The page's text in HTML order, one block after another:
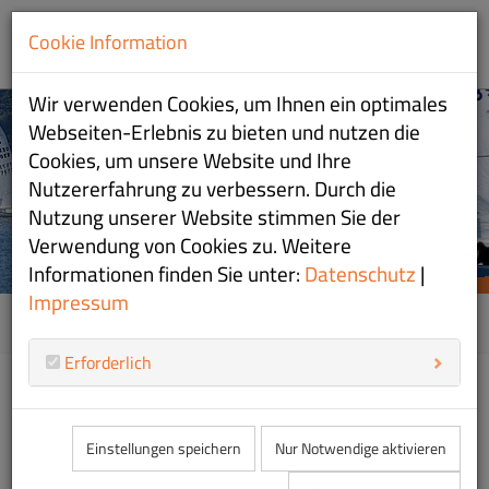
WIR SIND SEGELSPORT
AM CHIEMSEE
WIR SIND SEGELSPORT
AM CHIEMSEE
Cookie Information
Wir verwenden Cookies, um Ihnen ein optimales
Webseiten-Erlebnis zu bieten und nutzen die
Cookies, um unsere Website und Ihre
Nutzererfahrung zu verbessern. Durch die
Nutzung unserer Website stimmen Sie der
Verwendung von Cookies zu. Weitere
Informationen finden Sie unter:Datenschutz|
Impressum
Erforderlich
Einstellungen speichern
Nur Notwendige aktivieren